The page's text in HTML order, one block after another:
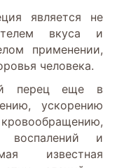
является не
вкуса и
применении,
человека.
перец еще в
ускорению
воспалений и
известная